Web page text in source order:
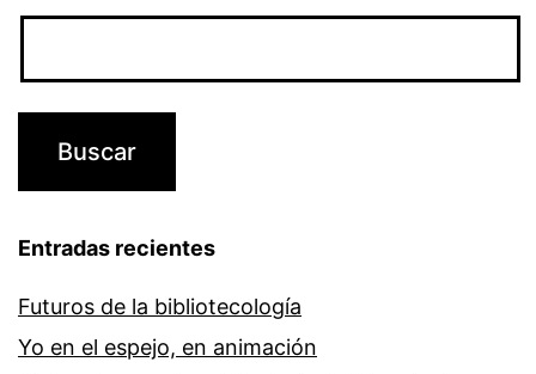
Entradas recientes
Futuros de la bibliotecología
Yo en el espejo, en animación